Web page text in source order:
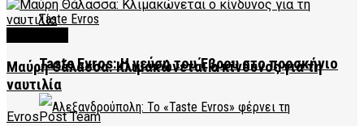
Taste Evros: Η γεύση του Έβρου στο προσκήνιο
Μαύρη Θάλασσα: Κλιμακώνεται ο κίνδυνος για τη
ναυτιλία
EvrosPost Team